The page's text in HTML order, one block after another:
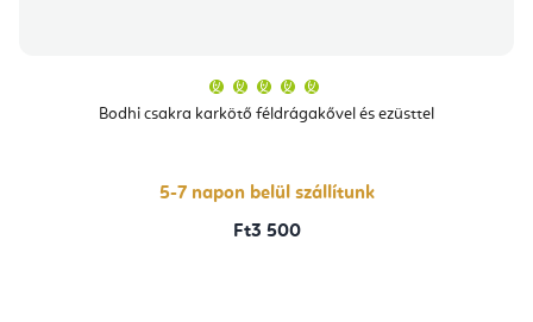
Bodhi csakra karkötő féldrágakővel és ezüsttel
átlagos
értékelése
csillag.
5-7 napon belül szállítunk
Ft3 500